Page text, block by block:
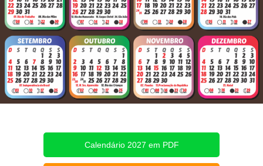
Calendário 2027 em PDF